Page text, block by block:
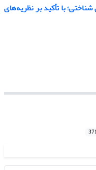
با تأکید بر نظریه‌های